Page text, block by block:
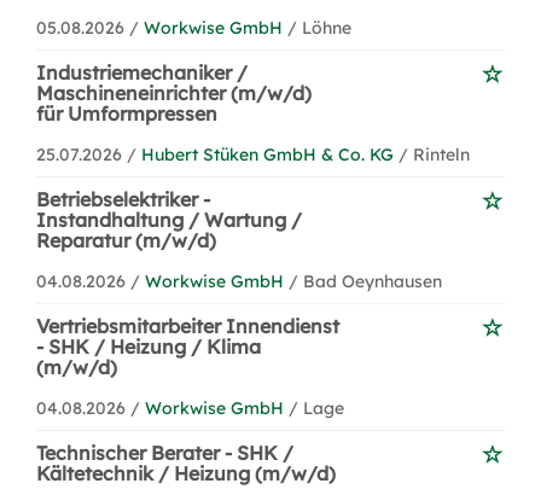
05.08.2026 / Workwise GmbH / Löhne
Industriemechaniker /
Maschineneinrichter (m/w/d)
für Umformpressen
25.07.2026 / Hubert Stüken GmbH & Co. KG / Rinteln
Betriebselektriker -
Instandhaltung / Wartung /
Reparatur (m/w/d)
04.08.2026 / Workwise GmbH / Bad Oeynhausen
Vertriebsmitarbeiter Innendienst
- SHK / Heizung / Klima
(m/w/d)
04.08.2026 / Workwise GmbH / Lage
Technischer Berater - SHK /
Kältetechnik / Heizung (m/w/d)